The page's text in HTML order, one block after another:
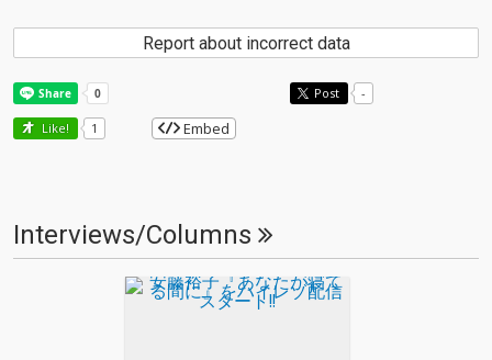
Report about incorrect data
Post -
Like! 1 Embed
Interviews/Columns